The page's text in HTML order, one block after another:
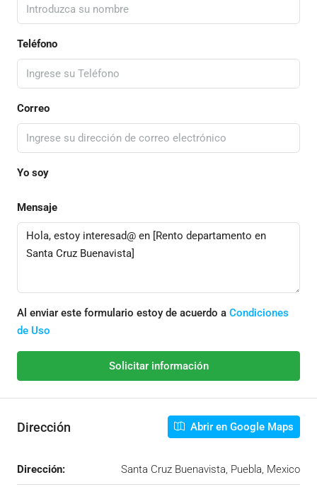
Teléfono
Correo
Yo soy
Mensaje
Al enviar este formulario estoy de acuerdo a Condiciones
de Uso
Solicitar información
Dirección Abrir en Google Maps
Dirección: Santa Cruz Buenavista, Puebla, Mexico